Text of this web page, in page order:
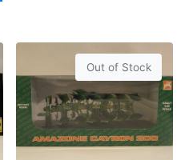
Out of Stock